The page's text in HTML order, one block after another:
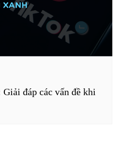
đáp các vấn đề khi